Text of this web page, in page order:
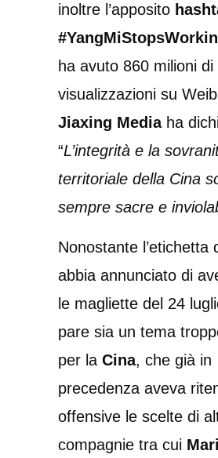
inoltre l’apposito
ha avuto 860 milioni di
visualizzazioni su
Jiaxing Mediaha
“L’integrità e la
territoriale della Cina
sempre sacre e
Nonostante l’etichetta
abbia annunciato di
le magliette del 24
pare sia un tema
per la Cina, che già in
precedenza aveva
offensive le scelte di
compagnie tra cui